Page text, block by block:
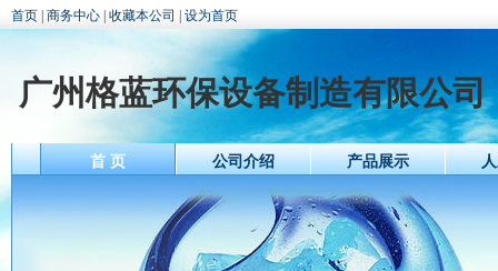
首页 商务中心 收藏本公司 设为首页
广州格蓝环保设备制造有限公司
首 页 公司介绍 产品展示